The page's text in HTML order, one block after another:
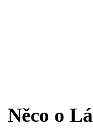
Něco o